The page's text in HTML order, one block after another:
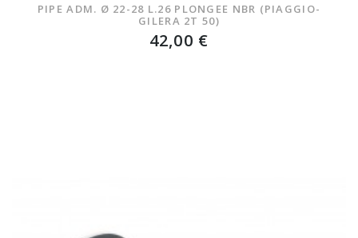
PIPE ADM. Ø 22-28 L.26 PLONGEE NBR (PIAGGIO-
GILERA 2T 50)
42,00 €